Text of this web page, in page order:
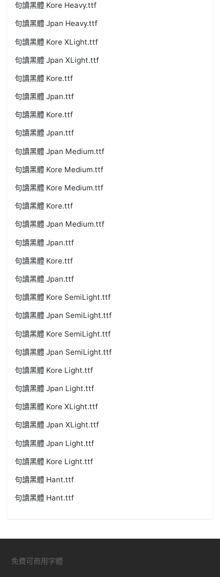
句讀黑體 Kore Heavy.ttf
句讀黑體 Jpan Heavy.ttf
句讀黑體 Kore XLight.ttf
句讀黑體 Jpan XLight.ttf
句讀黑體 Kore.ttf
句讀黑體 Jpan.ttf
句讀黑體 Kore.ttf
句讀黑體 Jpan.ttf
句讀黑體 Jpan Medium.ttf
句讀黑體 Kore Medium.ttf
句讀黑體 Kore Medium.ttf
句讀黑體 Kore.ttf
句讀黑體 Jpan Medium.ttf
句讀黑體 Jpan.ttf
句讀黑體 Kore.ttf
句讀黑體 Jpan.ttf
句讀黑體 Kore SemiLight.ttf
句讀黑體 Jpan SemiLight.ttf
句讀黑體 Kore SemiLight.ttf
句讀黑體 Jpan SemiLight.ttf
句讀黑體 Kore Light.ttf
句讀黑體 Jpan Light.ttf
句讀黑體 Kore XLight.ttf
句讀黑體 Jpan XLight.ttf
句讀黑體 Jpan Light.ttf
句讀黑體 Kore Light.ttf
句讀黑體 Hant.ttf
句讀黑體 Hant.ttf
免費可商用字體